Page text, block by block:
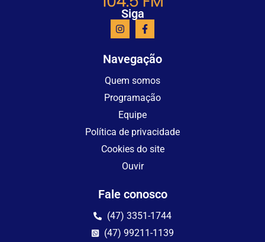
Siga
Navegação
Quem somos
Programação
Equipe
Política de privacidade
Cookies do site
Ouvir
Fale conosco
(47) 3351-1744
(47) 99211-1139